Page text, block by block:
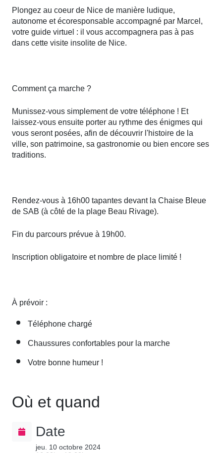
Plongez au coeur de Nice de manière ludique,
autonome et écoresponsable accompagné par Marcel,
votre guide virtuel : il vous accompagnera pas à pas
dans cette visite insolite de Nice.
Comment ça marche ?
Munissez-vous simplement de votre téléphone ! Et
laissez-vous ensuite porter au rythme des énigmes qui
vous seront posées, afin de découvrir l'histoire de la
ville, son patrimoine, sa gastronomie ou bien encore ses
traditions.
Rendez-vous à 16h00 tapantes devant la Chaise Bleue
de SAB (à côté de la plage Beau Rivage).
Fin du parcours prévue à 19h00.
Inscription obligatoire et nombre de place limité !
À prévoir :
Téléphone chargé
Chaussures confortables pour la marche
Votre bonne humeur !
Où et quand
Date
jeu. 10 octobre 2024